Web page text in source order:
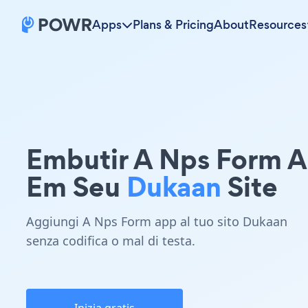
Apps Plans & PricingAboutResources
Embutir A Nps Form
Em Seu Dukaan Site
Aggiungi A Nps Form app al tuo sito Dukaan
senza codifica o mal di testa.